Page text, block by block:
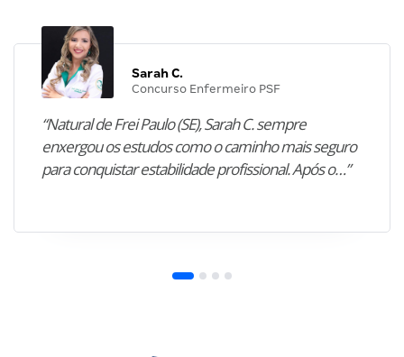
Sarah C.
Concurso Enfermeiro PSF
“Natural de Frei Paulo (SE), Sarah C. sempre
enxergou os estudos como o caminho mais seguro
para conquistar estabilidade profissional. Após o…”